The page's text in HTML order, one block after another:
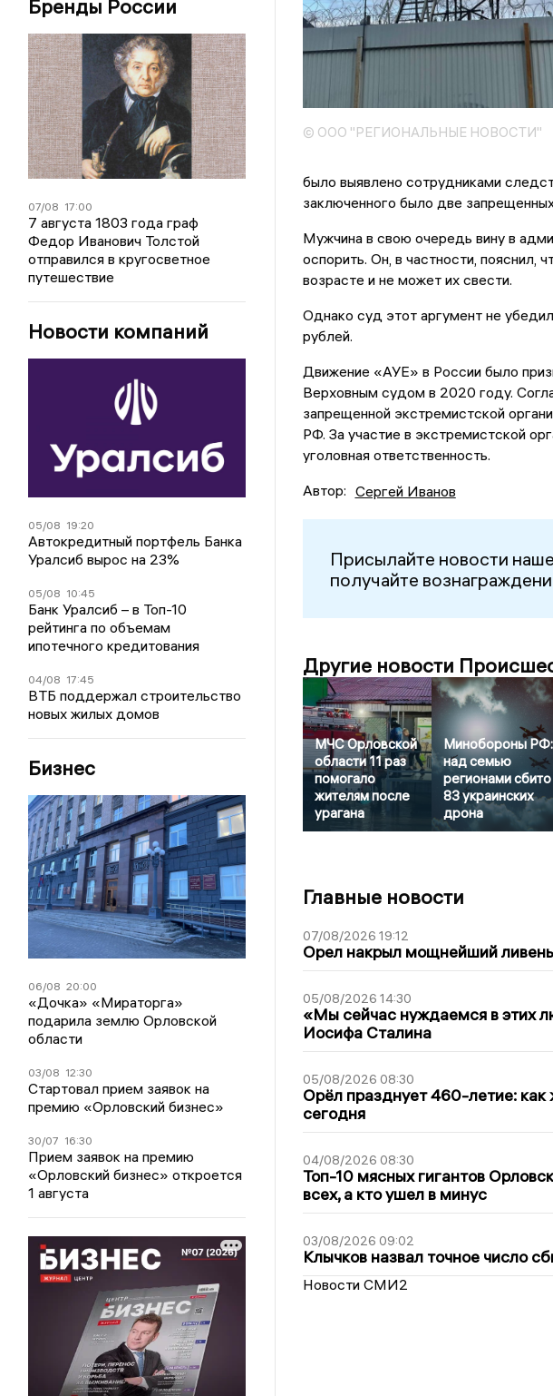
Бренды России
07/08 17:00
7 августа 1803 года граф
Федор Иванович Толстой
отправился в кругосветное
путешествие
Новости компаний
05/08 19:20
Автокредитный портфель Банка
Уралсиб вырос на 23%
05/08 10:45
Банк Уралсиб – в Топ-10
рейтинга по объемам
ипотечного кредитования
04/08 17:45
ВТБ поддержал строительство
новых жилых домов
Бизнес
06/08 20:00
«Дочка» «Мираторга»
подарила землю Орловской
области
03/08 12:30
Стартовал прием заявок на
премию «Орловский бизнес»
30/07 16:30
Прием заявок на премию
«Орловский бизнес» откроется
1 августа
© ООО "РЕГИОНАЛЬНЫЕ НОВОСТИ"
было выявлено сотрудниками
заключенного было две
Мужчина в свою очередь вину в
оспорить. Он, в частности, пояснил,
возрасте и не может их свести.
Однако суд этот аргумент не
рублей.
Движение «АУЕ» в России было
Верховным судом в 2020 году.
запрещенной экстремистской
РФ. За участие в экстремистской
уголовная ответственность.
Автор: Сергей Иванов
Присылайте новости
получайте
Другие новости
МЧС Орловской
области 11 раз
помогало
жителям после
урагана
Минобороны РФ:
над семью
регионами сбито
83 украинских
дрона
Главные новости
07/08/2026 19:12
Орел накрыл мощнейший ливень
05/08/2026 14:30
«Мы сейчас нуждаемся в этих
Иосифа Сталина
05/08/2026 08:30
Орёл празднует 460-летие: как
сегодня
04/08/2026 08:30
Топ-10 мясных гигантов
всех, а кто ушел в минус
03/08/2026 09:02
Клычков назвал точное число
Новости СМИ2